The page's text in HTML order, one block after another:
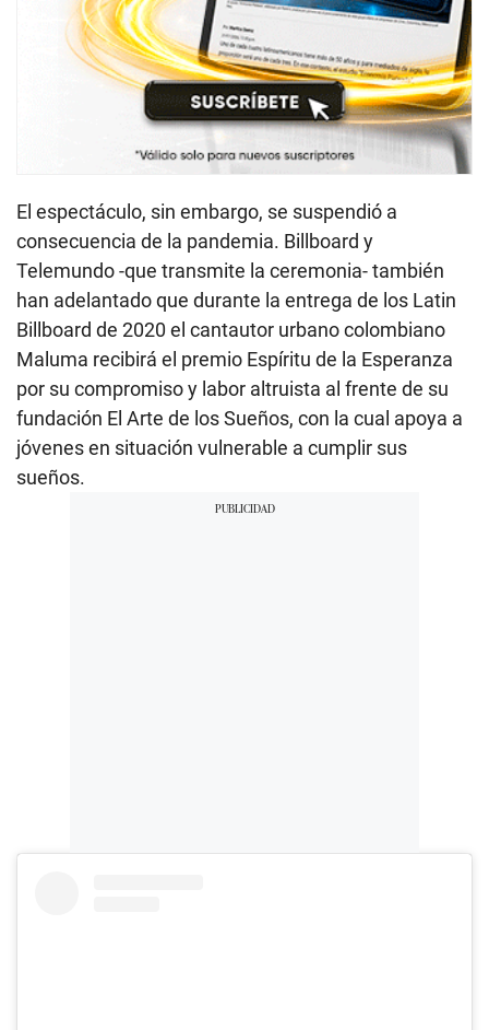
El espectáculo, sin embargo, se suspendió a
consecuencia de la pandemia. Billboard y
Telemundo -que transmite la ceremonia- también
han adelantado que durante la entrega de los Latin
Billboard de 2020 el cantautor urbano colombiano
Maluma recibirá el premio Espíritu de la Esperanza
por su compromiso y labor altruista al frente de su
fundación El Arte de los Sueños, con la cual apoya a
jóvenes en situación vulnerable a cumplir sus
sueños.